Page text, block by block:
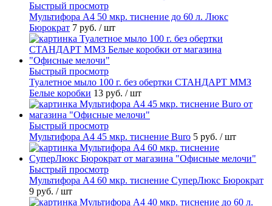
Быстрый просмотр
Мультифора А4 50 мкр. тиснение до 60 л. Люкс
Бюрократ 7 руб. / шт
Быстрый просмотр
Туалетное мыло 100 г. без обертки СТАНДАРТ ММЗ
Белые коробки 13 руб. / шт
Быстрый просмотр
Мультифора А4 45 мкр. тиснение Buro 5 руб. / шт
Быстрый просмотр
Мультифора А4 60 мкр. тиснение СуперЛюкс Бюрократ
9 руб. / шт